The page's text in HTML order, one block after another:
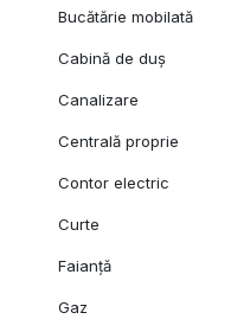
Bucătărie mobilată
Cabină de duș
Canalizare
Centrală proprie
Contor electric
Curte
Faianță
Gaz